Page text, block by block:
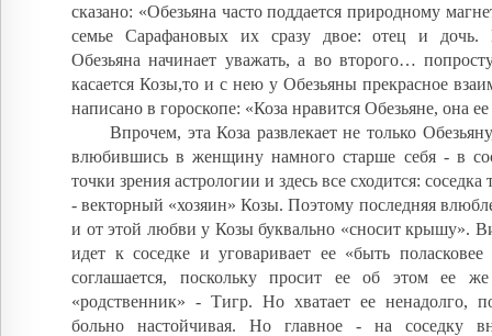
сказано: «Обезьяна часто поддается природному
семье Сарафановых их сразу двое: отец и дочь.
Обезьяна начинает уважать, а во второго…
касается Козы,то и с нею у Обезьяны прекрасное
написано в гороскопе: «Коза нравится Обезьяне, она ее
Впрочем, эта Коза развлекает не только
влюбившись в женщину намного старше себя - в
точки зрения астрологии и здесь все сходится: соседка
- векторный «хозяин» Козы. Поэтому последняя
и от этой любви у Козы буквально «сносит крышу».
идет к соседке и уговаривает ее «быть
соглашается, поскольку просит ее об этом ее же
«родственник» - Тигр. Но хватает ее ненадолго,
больно настойчивая. Но главное - на соседку